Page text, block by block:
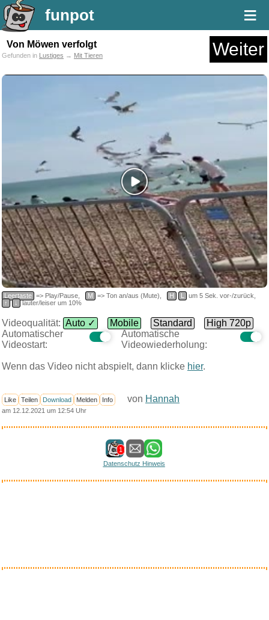
funpot ≡
Von Möwen verfolgt Weiter
Gefunden in Lustiges → Mit Tieren
Leertaste => Play/Pause, M => Ton an/aus (Mute), H L
um 5 Sek. vor-/zurück,
↑
↓ lauter/leiser um 10%
Videoqualität: Auto ✓ Mobile Standard
High 720p
Automatischer
Videostart:
Automatische
Videowiederholung:
Wenn das Video nicht abspielt, dann klicke hier.
Like Teilen Download Melden Info von Hannah
am 12.12.2021 um 12:54 Uhr
1
Datenschutz Hinweis